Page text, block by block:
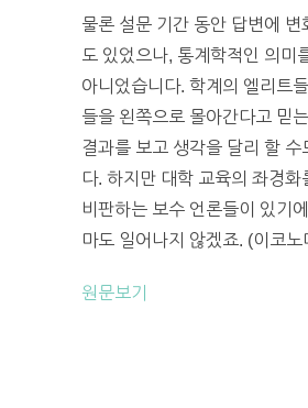
물론 설문 기간 동안 답변에 변
도 있었으나, 통계학적인 의미
아니었습니다. 학계의 엘리트
들을 왼쪽으로 몰아간다고 믿
결과를 보고 생각을 달리 할 수
다. 하지만 대학 교육의 좌경화
비판하는 보수 언론들이 있기
마도 일어나지 않겠죠. (이코노
원문보기